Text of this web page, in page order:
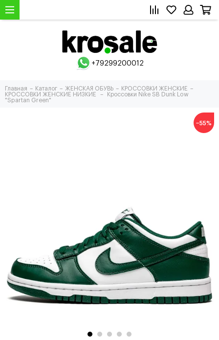
+79299200012
Главная Каталог ЖЕНСКАЯ ОБУВЬ КРОССОВКИ ЖЕНСКИЕ
КРОССОВКИ ЖЕНСКИЕ НИЗКИЕ Кроссовки Nike SB Dunk Low
"Spartan Green"
−55%